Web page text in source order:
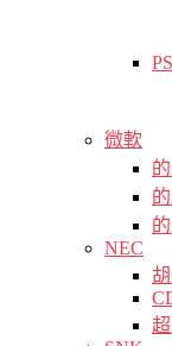
微軟
NEC